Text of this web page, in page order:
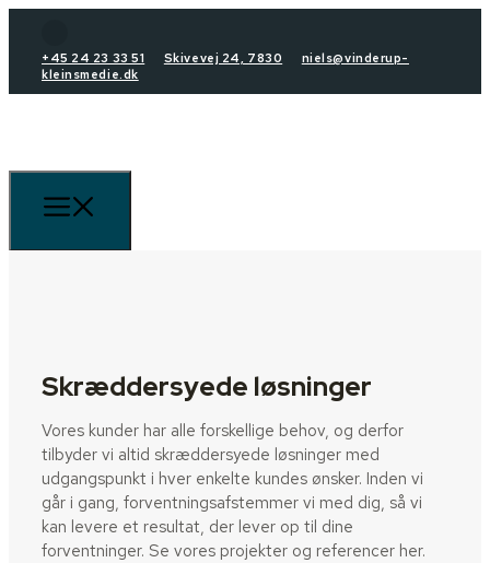
+45 24 23 33 51 Skivevej 24, 7830
niels@vinderup-
kleinsmedie.dk
Skræddersyede løsninger
Vores kunder har alle forskellige behov, og derfor
tilbyder vi altid skræddersyede løsninger med
udgangspunkt i hver enkelte kundes ønsker. Inden vi
går i gang, forventningsafstemmer vi med dig, så vi
kan levere et resultat, der lever op til dine
forventninger. Se vores projekter og referencer her.